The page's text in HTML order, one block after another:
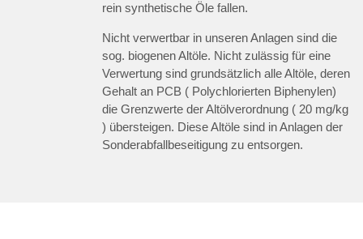
rein synthetische Öle fallen.
Nicht verwertbar in unseren Anlagen sind die
sog. biogenen Altöle. Nicht zulässig für eine
Verwertung sind grundsätzlich alle Altöle, deren
Gehalt an PCB ( Polychlorierten Biphenylen)
die Grenzwerte der Altölverordnung ( 20 mg/kg
) übersteigen. Diese Altöle sind in Anlagen der
Sonderabfallbeseitigung zu entsorgen.